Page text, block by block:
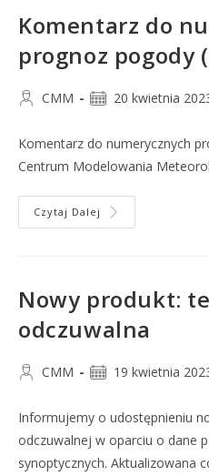
Komentarz do
prognoz pogody
CMM 20 kwietnia
Komentarz do numerycznych
Centrum Modelowania
Czytaj Dalej
Nowy produkt:
odczuwalna
CMM 19 kwietnia
Informujemy o udostępnieniu
odczuwalnej w oparciu o dane
synoptycznych. Aktualizowana